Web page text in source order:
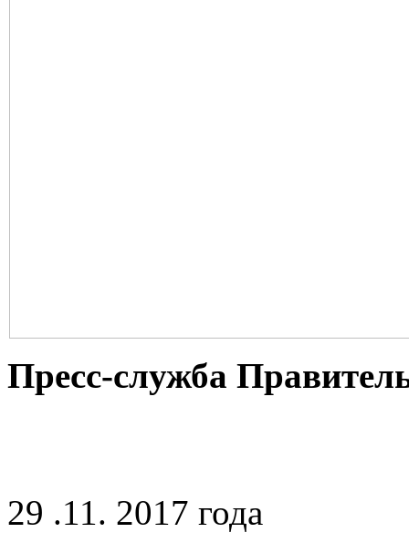
Пресс-служба
29 .11. 2017 года